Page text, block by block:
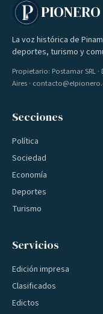
PIONERO
La voz histórica de
deportes, turismo y
Propietario: Postamar SRL ·
Aires ·
Secciones
Política
Sociedad
Economía
Deportes
Turismo
Servicios
Edición impresa
Clasificados
Edictos